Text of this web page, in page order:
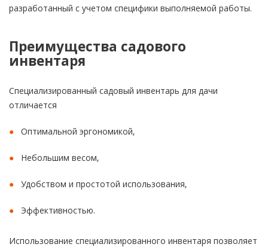
разработанный с учетом специфики выполняемой работы.
Преимущества садового
инвентаря
Специализированный садовый инвентарь для дачи
отличается
Оптимальной эргономикой,
Небольшим весом,
Удобством и простотой использования,
Эффективностью.
Использование специализированного инвентаря позволяет